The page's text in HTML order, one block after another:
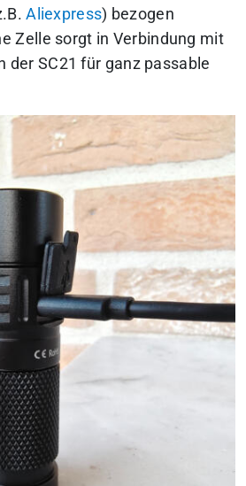
Aliexpress) bezogen
Zelle sorgt in Verbindung mit
der SC21 für ganz passable